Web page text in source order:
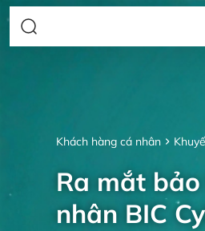
Khách hàng cá nhân
Ra mắt
nhân BIC